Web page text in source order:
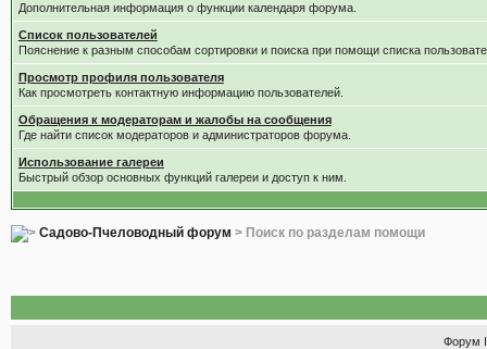
Дополнительная информация о функции календаря форума.
Список пользователей
Пояснение к разным способам сортировки и поиска при помощи списка
Просмотр профиля пользователя
Как просмотреть контактную информацию пользователей.
Обращения к модераторам и жалобы на сообщения
Где найти список модераторов и администраторов форума.
Использование галереи
Быстрый обзор основных функций галереи и доступ к ним.
Садово-Пчеловодный форум > Поиск по разделам помощи
Форум